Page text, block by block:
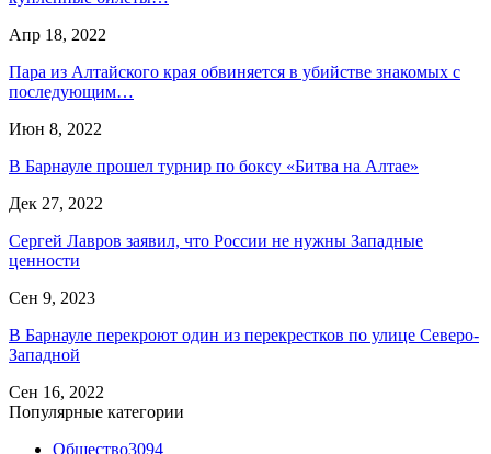
Апр 18, 2022
Пара из Алтайского края обвиняется в убийстве знакомых с
последующим…
Июн 8, 2022
В Барнауле прошел турнир по боксу «Битва на Алтае»
Дек 27, 2022
Сергей Лавров заявил, что России не нужны Западные
ценности
Сен 9, 2023
В Барнауле перекроют один из перекрестков по улице Северо-
Западной
Сен 16, 2022
Популярные категории
Общество3094